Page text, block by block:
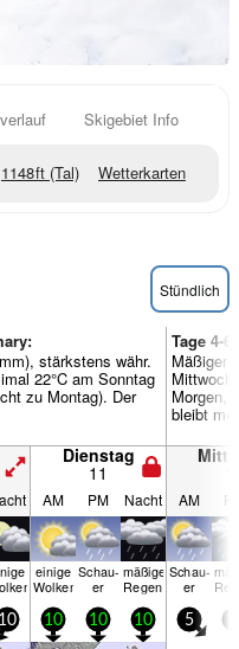
Skigebiet Info
1148ft (Tal) Wetterkarten
Stündlich
stärkstens währ.
22°C am Sonntag
zu Montag). Der
Tage 4-
Mäßiger
Mittwoch
Morgen,
bleibt
Dienstag
11
AM PM Nacht AM
einige
Wolken
Schau­
er
mäßiger
Regen
Schau­
er
10 10 10 10 5